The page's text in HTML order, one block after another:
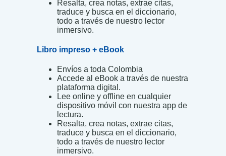
Resalta, crea notas, extrae citas,
traduce y busca en el diccionario,
todo a través de nuestro lector
inmersivo.
Libro impreso + eBook
Envíos a toda Colombia
Accede al eBook a través de nuestra
plataforma digital.
Lee online y offline en cualquier
dispositivo móvil con nuestra app de
lectura.
Resalta, crea notas, extrae citas,
traduce y busca en el diccionario,
todo a través de nuestro lector
inmersivo.